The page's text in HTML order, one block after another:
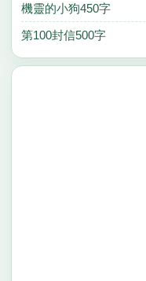
機靈的小狗450字
第100封信500字